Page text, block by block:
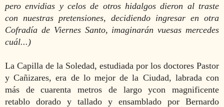
pero envidias y celos de otros hidalgos dieron al traste
con nuestras pretensiones, decidiendo ingresar en otra
Cofradía de Viernes Santo, imaginarán vuesas mercedes
cuál...)
La Capilla de la Soledad, estudiada por los doctores Pastor
y Cañizares, era de lo mejor de la Ciudad, labrada con
más de cuarenta metros de largo ycon magnificente
retablo dorado y tallado y ensamblado por Bernardo